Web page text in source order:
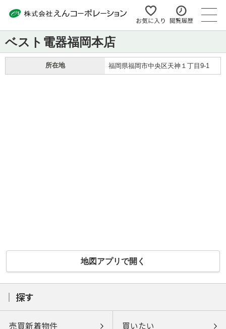
ベスト電器福岡本店
所在地 福岡県福岡市中央区天神１丁目9-1
地図アプリで開く
探す
売買新着物件 買いたい